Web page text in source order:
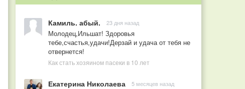
Камиль. абый. 23 дня назад
Молодец,Ильшат! Здоровья
тебе,счастья,удачи!Дерзай и удача от тебя не
отвернется!
Как стать хозяином пасеки в 10 лет
Екатерина Николаева 5 месяцев назад